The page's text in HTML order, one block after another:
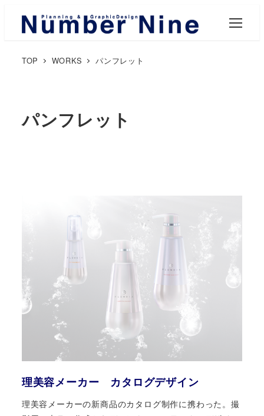
TOP WORKS パンフレット
パンフレット
理美容メーカー カタログデザイン
理美容メーカーの新商品のカタログ制作に携わった。撮